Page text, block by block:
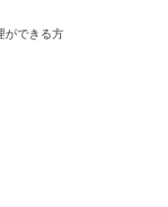
ができる方